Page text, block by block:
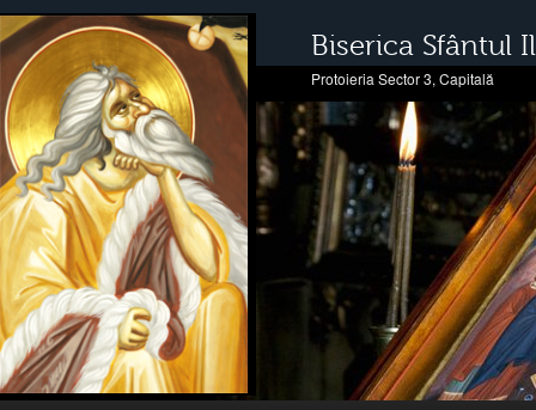
Biserica Sfântul
Protoieria Sector 3, Capitală